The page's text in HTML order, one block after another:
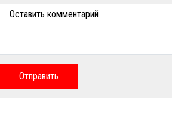
Оставить комментарий
Отправить